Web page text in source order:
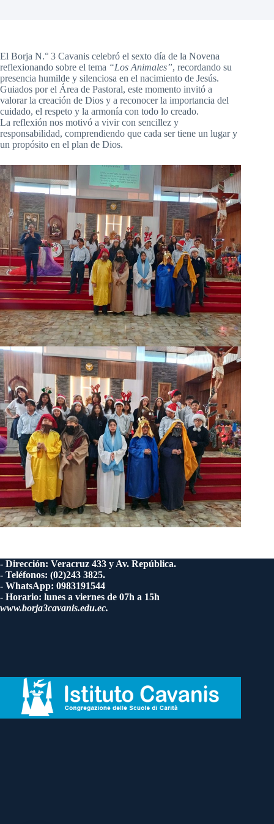
El Borja N.° 3 Cavanis celebró el sexto día de la Novena
reflexionando sobre el tema “Los Animales”, recordando su
presencia humilde y silenciosa en el nacimiento de Jesús.
Guiados por el Área de Pastoral, este momento invitó a
valorar la creación de Dios y a reconocer la importancia del
cuidado, el respeto y la armonía con todo lo creado.
La reflexión nos motivó a vivir con sencillez y
responsabilidad, comprendiendo que cada ser tiene un lugar y
un propósito en el plan de Dios.
- Dirección: Veracruz 433 y Av. República.
- Teléfonos: (02)243 3825.
- WhatsApp: 0983191544
- Horario: lunes a viernes de 07h a 15h
www.borja3cavanis.edu.ec.